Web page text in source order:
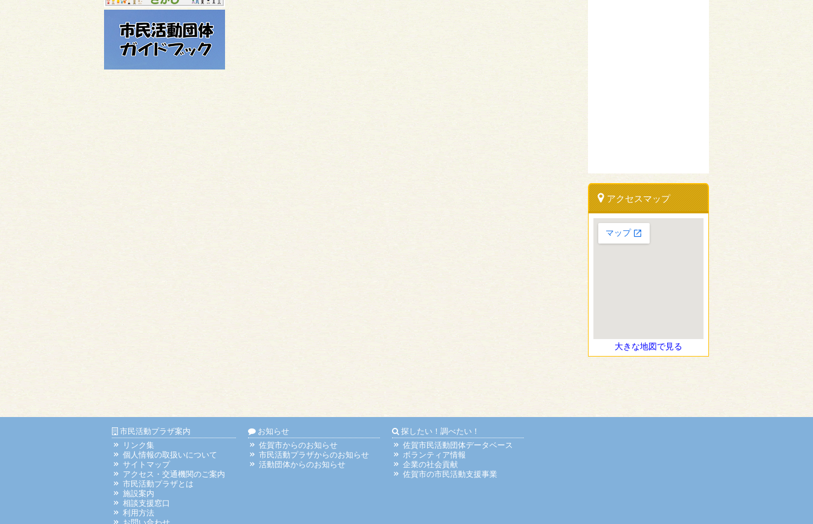
アクセスマップ
大きな地図で見る
市民活動プラザ案内
リンク集
個人情報の取扱いについて
サイトマップ
アクセス・交通機関のご案内
市民活動プラザとは
施設案内
相談支援窓口
利用方法
お知らせ
佐賀市からのお知らせ
市民活動プラザからのお知らせ
活動団体からのお知らせ
探したい！調べたい！
佐賀市民活動団体データベース
ボランティア情報
企業の社会貢献
佐賀市の市民活動支援事業